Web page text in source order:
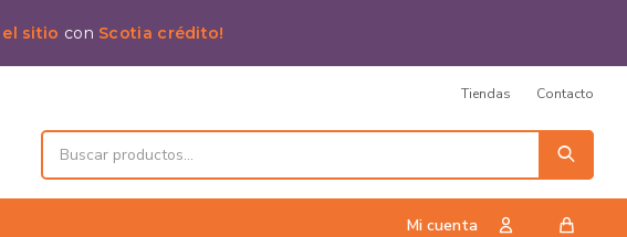
el sitio con Scotia crédito!
Tiendas Contacto